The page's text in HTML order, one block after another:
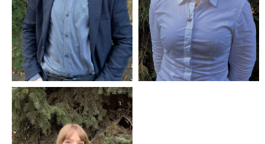
Ільченко Поліна 9Б,
комісія культурно-
масових справ
Пивоварова
Олександра 11Е,
комісія культурно-
масових справ